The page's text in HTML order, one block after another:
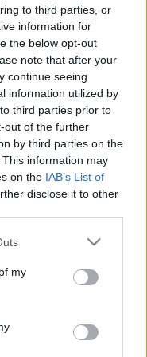
to third parties, or
information for
the below opt-out
note that after your
continue seeing
information utilized by
third parties prior to
out of the further
by third parties on the
This information may
on the IAB’s List of
disclose it to other
one or more Google
You may click to
third-party tags to
in below Google
my